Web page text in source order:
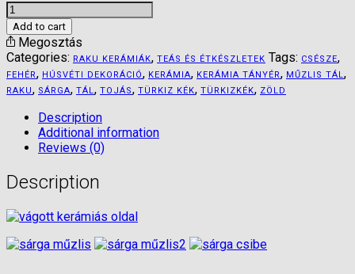
Hűsvéti
teríték
:
műzlis
tálka
kis
és
nagy
tányér
szetben,
újjászületés
a
sárga
quantity
Add to cart
Megosztás
Categories: RAKU KERÁMIÁK, TEÁS ÉS ÉTKÉSZLETEK Tags: CSÉSZE,
FEHÉR, HÚSVÉTI DEKORÁCIÓ, KERÁMIA, KERÁMIA TÁNYÉR, MŰZLIS TÁL,
RAKU, SÁRGA, TÁL, TOJÁS, TÜRKIZ KÉK, TÜRKIZKÉK, ZÖLD
Description
Additional information
Reviews (0)
Description